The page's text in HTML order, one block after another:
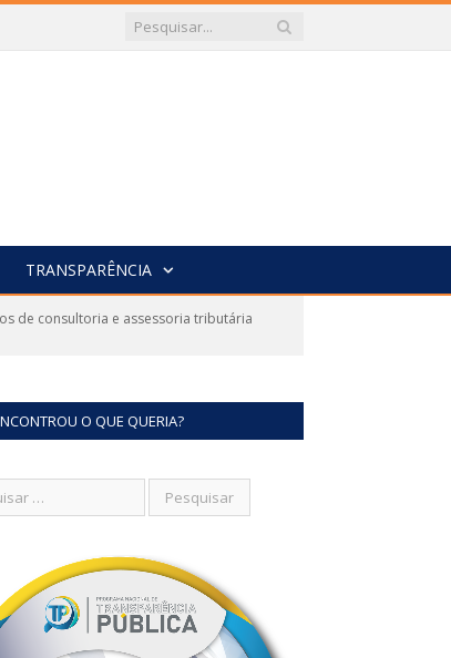
TRANSPARÊNCIA
de consultoria e assessoria tributária
O QUE QUERIA?